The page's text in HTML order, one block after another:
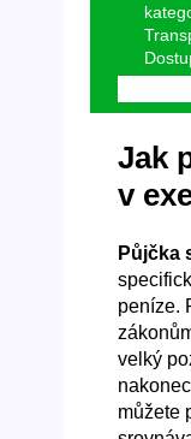
Jak
v
Půjčka
peníze.
velký
můžete